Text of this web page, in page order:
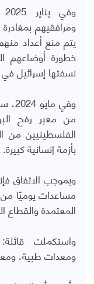
ومرافقيهم
يتم منع أعداد
خطورة أوضاعهم
نسفتها إسرائيل في 18 مارس/ آذار.
وفي
من معبر رفح
الفلسطينيين من
بأزمة إنسانية كبيرة.
مساعدات يوميًا من
المعتمدة
واستكملت
ومعدات طبية،